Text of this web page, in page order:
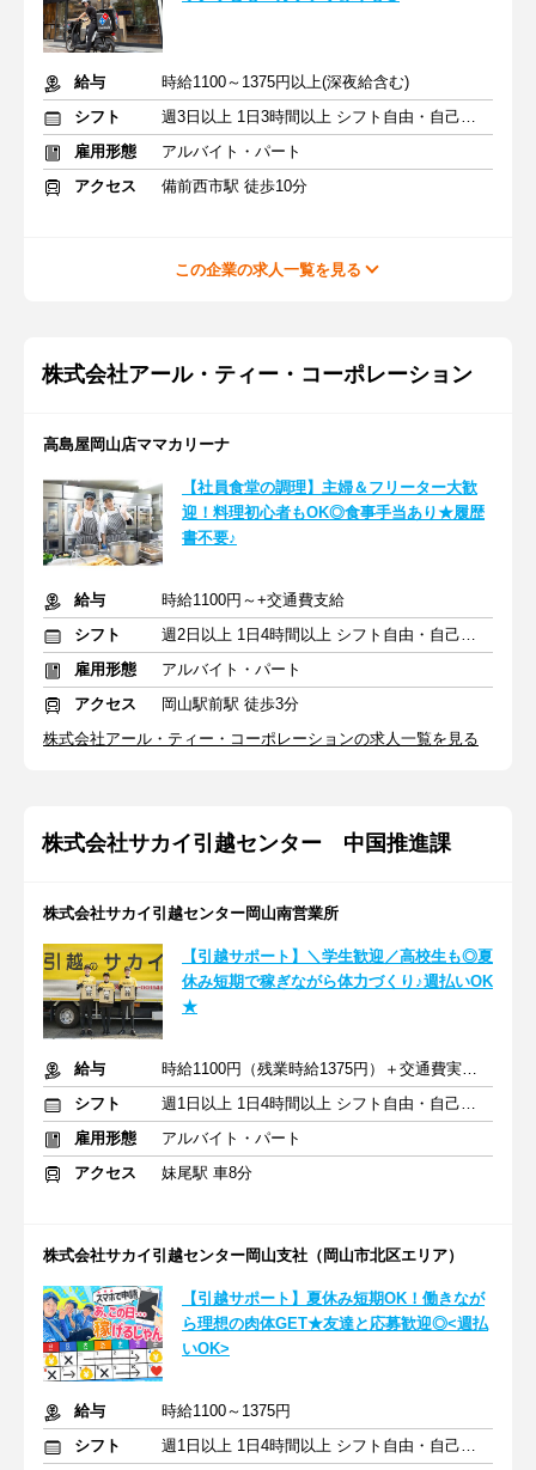
給与
時給1100～1375円以上(深夜給含む)
シフト
週3日以上 1日3時間以上 シフト自由・自己申告
雇用形態
アルバイト・パート
アクセス
備前西市駅 徒歩10分
この企業の求人一覧を見る
株式会社アール・ティー・コーポレーション
高島屋岡山店ママカリーナ
【社員食堂の調理】主婦＆フリーター大歓
迎！料理初心者もOK◎食事手当あり★履歴
書不要♪
給与
時給1100円～+交通費支給
シフト
週2日以上 1日4時間以上 シフト自由・自己申告
雇用形態
アルバイト・パート
アクセス
岡山駅前駅 徒歩3分
株式会社アール・ティー・コーポレーションの求人一覧を見る
株式会社サカイ引越センター 中国推進課
株式会社サカイ引越センター岡山南営業所
【引越サポート】＼学生歓迎／高校生も◎夏
休み短期で稼ぎながら体力づくり♪週払いOK
★
給与
時給1100円（残業時給1375円）＋交通費実費支給
シフト
週1日以上 1日4時間以上 シフト自由・自己申告
雇用形態
アルバイト・パート
アクセス
妹尾駅 車8分
株式会社サカイ引越センター岡山支社（岡山市北区エリア）
【引越サポート】夏休み短期OK！働きなが
ら理想の肉体GET★友達と応募歓迎◎<週払
いOK>
給与
時給1100～1375円
シフト
週1日以上 1日4時間以上 シフト自由・自己申告